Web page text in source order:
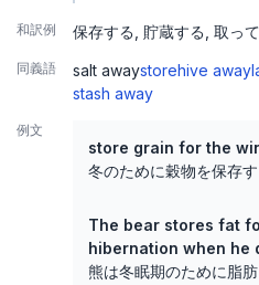
和訳例 保存する 貯蔵する 取っ
同義語 salt awaystorehive away
stash away
例文
store grain for the
冬のために穀物を保存す
The bear stores fat
hibernation when he
熊は冬眠期のために脂